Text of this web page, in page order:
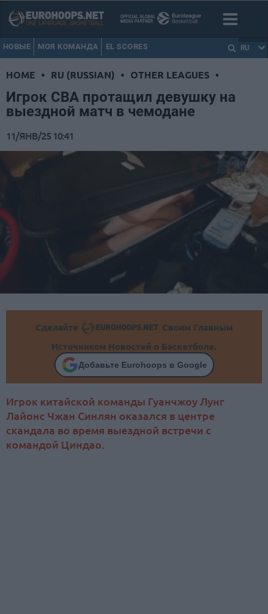
НОВЫЕ МОЯ КОМАНДА EL SCORES RU
HOME • RU (RUSSIAN) • OTHER LEAGUES •
Игрок CBA протащил девушку на
выездной матч в чемодане
11/ЯНВ/25 10:41
Сделайте
Своим Главным
Источником Новостей о Баскетболе.
Добавьте Eurohoops в Google
Игрок китайской команды Гуанчжоу Лунг
Лайонс Чжан Синлян оказался в центре
скандала во время выездной встречи с
командой Циндао.